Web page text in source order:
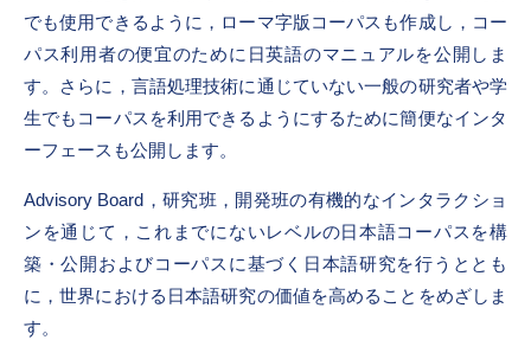
でも使用できるように，ローマ字版コーパスも作成し，コー
パス利用者の便宜のために日英語のマニュアルを公開しま
す。さらに，言語処理技術に通じていない一般の研究者や学
生でもコーパスを利用できるようにするために簡便なインタ
ーフェースも公開します。
Advisory Board，研究班，開発班の有機的なインタラクショ
ンを通じて，これまでにないレベルの日本語コーパスを構
築・公開およびコーパスに基づく日本語研究を行うととも
に，世界における日本語研究の価値を高めることをめざしま
す。